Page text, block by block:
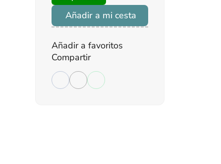
Añadir a mi cesta
Añadir a favoritos
Compartir